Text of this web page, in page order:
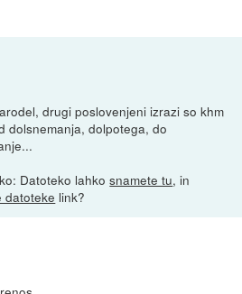
drugi poslovenjeni izrazi so khm
dolsnemanja, dolpotega, do
Datoteko lahkosnamete tu, in
datoteke link?